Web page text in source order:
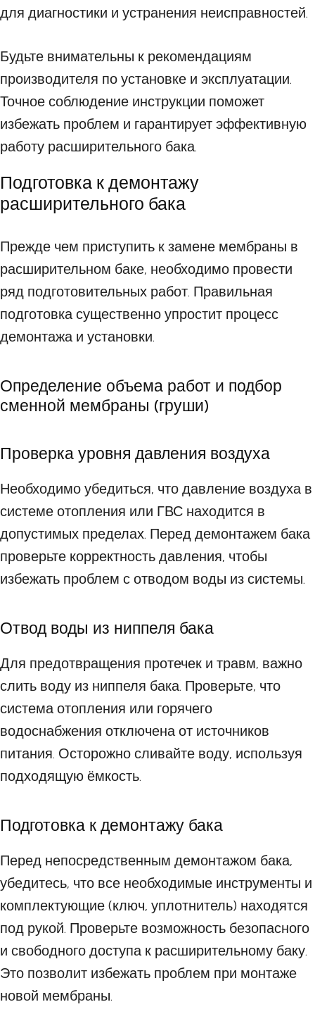
для диагностики и устранения неисправностей.
Будьте внимательны к рекомендациям
производителя по установке и эксплуатации.
Точное соблюдение инструкции поможет
избежать проблем и гарантирует эффективную
работу расширительного бака.
Подготовка к демонтажу
расширительного бака
Прежде чем приступить к замене мембраны в
расширительном баке, необходимо провести
ряд подготовительных работ. Правильная
подготовка существенно упростит процесс
демонтажа и установки.
Определение объема работ и подбор
сменной мембраны (груши)
Проверка уровня давления воздуха
Необходимо убедиться, что давление воздуха в
системе отопления или ГВС находится в
допустимых пределах. Перед демонтажем бака
проверьте корректность давления, чтобы
избежать проблем с отводом воды из системы.
Отвод воды из ниппеля бака
Для предотвращения протечек и травм, важно
слить воду из ниппеля бака. Проверьте, что
система отопления или горячего
водоснабжения отключена от источников
питания. Осторожно сливайте воду, используя
подходящую ёмкость.
Подготовка к демонтажу бака
Перед непосредственным демонтажом бака,
убедитесь, что все необходимые инструменты и
комплектующие (ключ, уплотнитель) находятся
под рукой. Проверьте возможность безопасного
и свободного доступа к расширительному баку.
Это позволит избежать проблем при монтаже
новой мембраны.